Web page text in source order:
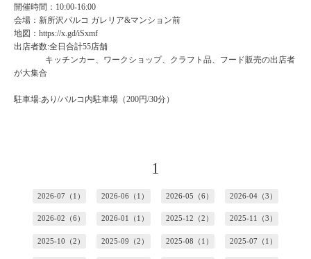
開催時間：10:00-16:00
会場：新所沢パルコ ガレリア&マンション前
地図：https://x.gd/iSxmf
出店者数:全日合計55店舗
キッチンカー、ワークショップ、クラフト品、フード販売の出店者
が大集合
駐車場:あり/パルコ内駐車場（200円/30分）
1
2026-07（1） 2026-06（1） 2026-05（6） 2026-04（3）
2026-02（6） 2026-01（1） 2025-12（2） 2025-11（3）
2025-10（2） 2025-09（2） 2025-08（1） 2025-07（1）